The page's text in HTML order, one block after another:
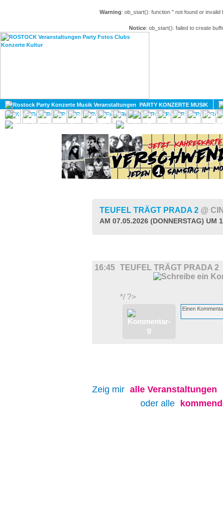
Warning: ob_start(): function '' not found or
Notice: ob_start(): failed to create
PARTY KONZERTE MUSIK
KULTUR
GAY
TEUFEL TRÄGT PRADA 2 @
AM 07.05.2026 (DONNERSTAG) UM
16:45 TEUFEL TRÄGT PRADA 2
*/ ?>
Zeig mir alle Veranstaltungen
oder alle